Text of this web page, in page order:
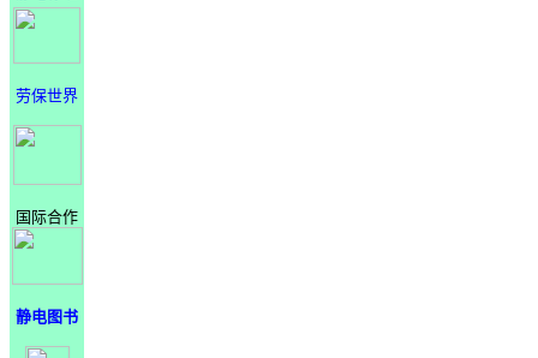
劳保世界
国际合作
静电图书